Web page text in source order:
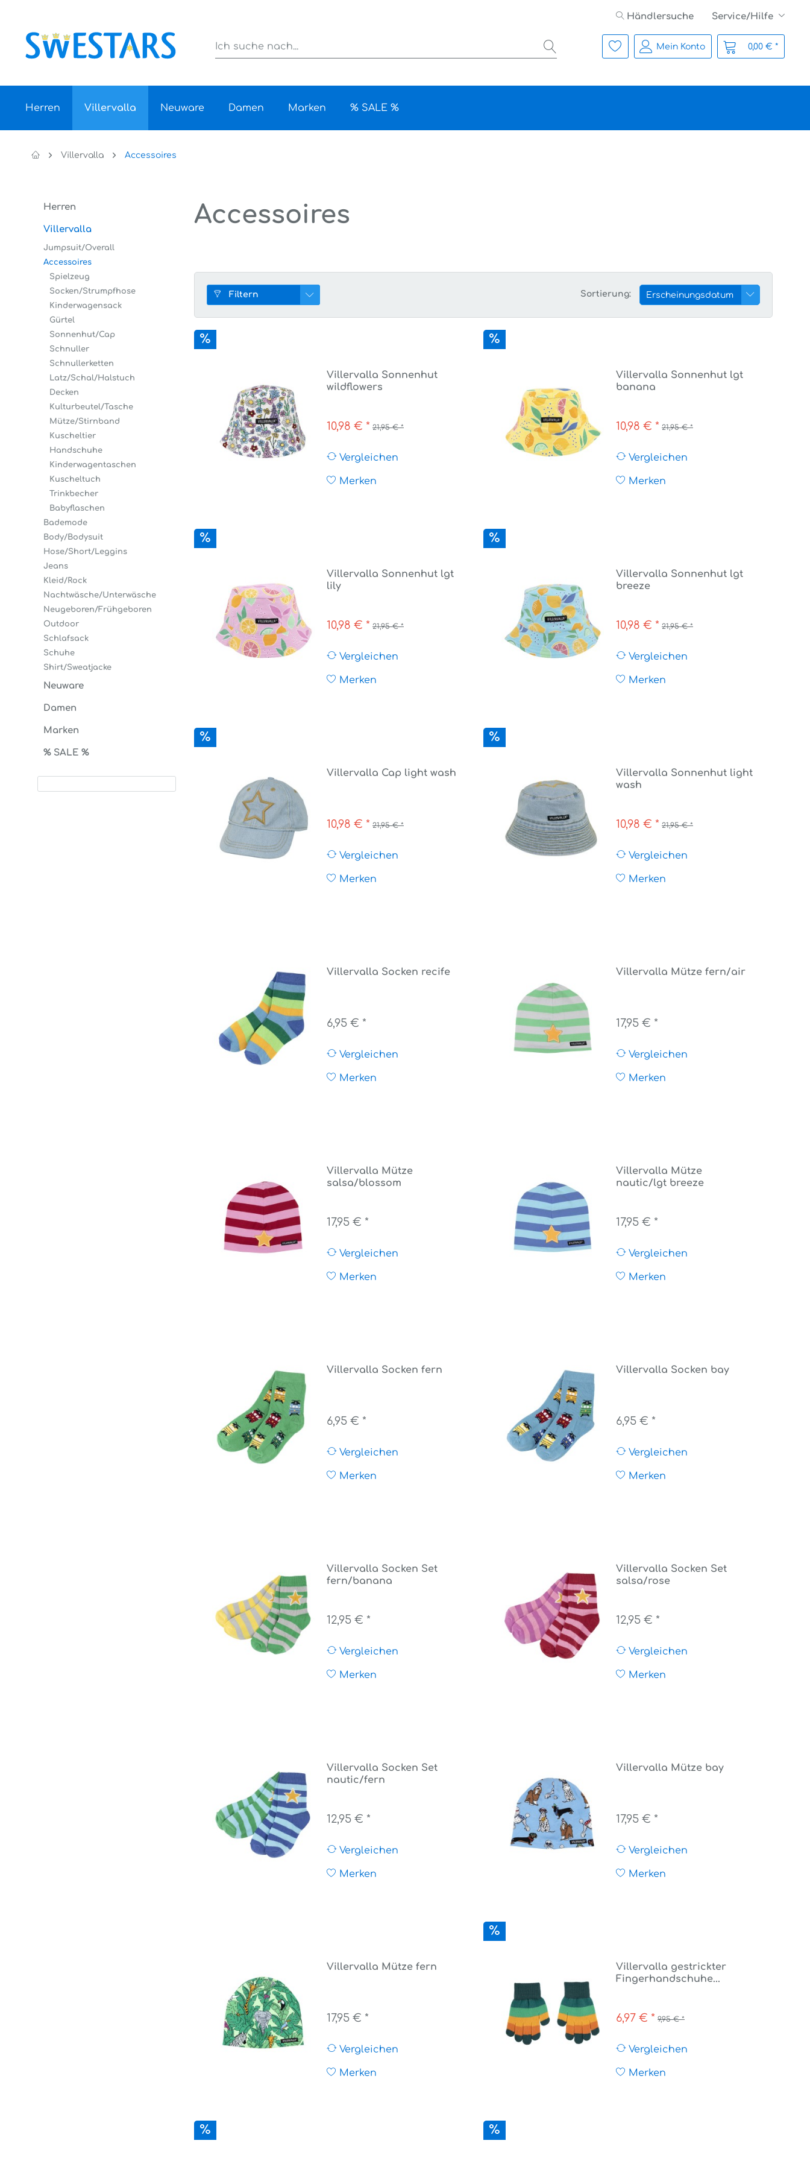
Händlersuche Service/Hilfe
Mein Konto 0,00 € *
Herren Villervalla Neuware Damen Marken % SALE %
Villervalla Accessoires
Herren
Villervalla
Jumpsuit/Overall
Accessoires
Spielzeug
Socken/Strumpfhose
Kinderwagensack
Gürtel
Sonnenhut/Cap
Schnuller
Schnullerketten
Latz/Schal/Halstuch
Decken
Kulturbeutel/Tasche
Mütze/Stirnband
Kuscheltier
Handschuhe
Kinderwagentaschen
Kuscheltuch
Trinkbecher
Babyflaschen
Bademode
Body/Bodysuit
Hose/Short/Leggins
Jeans
Kleid/Rock
Nachtwäsche/Unterwäsche
Neugeboren/Frühgeboren
Outdoor
Schlafsack
Schuhe
Shirt/Sweatjacke
Neuware
Damen
Marken
% SALE %
Accessoires
Filtern Sortierung: Erscheinungsdatum
Villervalla Sonnenhut
wildflowers
10,98 € * 21,95 € *
Vergleichen
Merken
Villervalla Sonnenhut lgt
banana
10,98 € * 21,95 € *
Vergleichen
Merken
Villervalla Sonnenhut lgt
lily
10,98 € * 21,95 € *
Vergleichen
Merken
Villervalla Sonnenhut lgt
breeze
10,98 € * 21,95 € *
Vergleichen
Merken
Villervalla Cap light wash
10,98 € * 21,95 € *
Vergleichen
Merken
Villervalla Sonnenhut light
wash
10,98 € * 21,95 € *
Vergleichen
Merken
Villervalla Socken recife
6,95 € *
Vergleichen
Merken
Villervalla Mütze fern/air
17,95 € *
Vergleichen
Merken
Villervalla Mütze
salsa/blossom
17,95 € *
Vergleichen
Merken
Villervalla Mütze
nautic/lgt breeze
17,95 € *
Vergleichen
Merken
Villervalla Socken fern
6,95 € *
Vergleichen
Merken
Villervalla Socken bay
6,95 € *
Vergleichen
Merken
Villervalla Socken Set
fern/banana
12,95 € *
Vergleichen
Merken
Villervalla Socken Set
salsa/rose
12,95 € *
Vergleichen
Merken
Villervalla Socken Set
nautic/fern
12,95 € *
Vergleichen
Merken
Villervalla Mütze bay
17,95 € *
Vergleichen
Merken
Villervalla Mütze fern
17,95 € *
Vergleichen
Merken
Villervalla gestrickter
Fingerhandschuhe...
6,97 € * 9,95 € *
Vergleichen
Merken